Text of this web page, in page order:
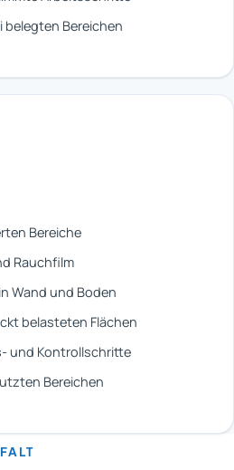
Bereichen
Bereiche
Rauchfilm
Wand und Boden
belasteten Flächen
und Kontrollschritte
Bereichen